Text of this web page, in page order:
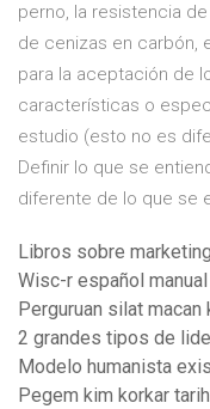
perno, la resistencia
de cenizas en carbón,
para la aceptación de
características o
estudio (esto no es
Definir lo que se
diferente de lo que se
Libros sobre
Wisc-r español
Perguruan silat macan
2 grandes tipos de
Modelo humanista
Pegem kim korkar